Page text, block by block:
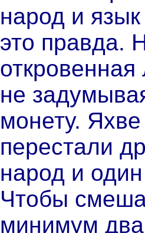
народ и
это правда.
не
монету.
перестали
народ и
Чтобы
минимум два